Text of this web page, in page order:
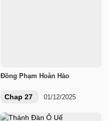
Đồng Phạm Hoàn Hảo
Chap 27 01/12/2025